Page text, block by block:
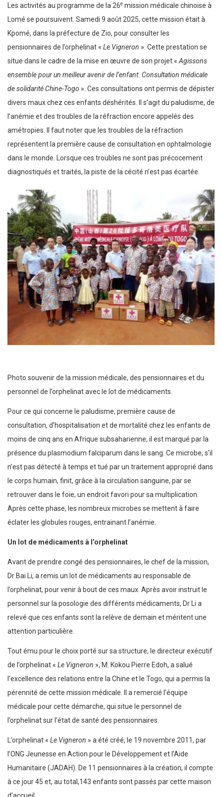
Les activités au programme de la 26e mission médicale chinoise à
Lomé se poursuivent. Samedi 9 août 2025, cette mission était à
Kpomé, dans la préfecture de Zio, pour consulter les
pensionnaires de l’orphelinat « Le Vigneron ». Cette prestation se
situe dans le cadre de la mise en œuvre de son projet «Agissons
ensemble pour un meilleur avenir de l’enfant. Consultation médicale
de solidarité Chine-Togo ». Ces consultations ont permis de dépister
divers maux chez ces enfants déshérités. Il s’agit du paludisme, de
l’anémie et des troubles de la réfraction encore appelés des
amétropies. Il faut noter que les troubles de la réfraction
représentent la première cause de consultation en ophtalmologie
dans le monde. Lorsque ces troubles ne sont pas précocement
diagnostiqués et traités, la piste de la cécité n’est pas écartée.
Photo souvenir de la mission médicale, des pensionnaires et du
personnel de l’orphelinat avec le lot de médicaments.
Pour ce qui concerne le paludisme, première cause de
consultation, d’hospitalisation et de mortalité chez les enfants de
moins de cinq ans en Afrique subsaharienne, il est marqué par la
présence du plasmodium falciparum dans le sang. Ce microbe, s’il
n’est pas détecté à temps et tué par un traitement approprié dans
le corps humain, finit, grâce à la circulation sanguine, par se
retrouver dans le foie, un endroit favori pour sa multiplication.
Après cette phase, les nombreux microbes se mettent à faire
éclater les globules rouges, entrainant l’anémie.
Un lot de médicaments à l’orphelinat
Avant de prendre congé des pensionnaires, le chef de la mission,
Dr Bai Li, a remis un lot de médicaments au responsable de
l’orphelinat, pour venir à bout de ces maux. Après avoir instruit le
personnel sur la posologie des différents médicaments, Dr Li a
relevé que ces enfants sont la relève de demain et méritent une
attention particulière.
Tout ému pour le choix porté sur sa structure, le directeur exécutif
de l’orphelinat « Le Vigneron », M. Kokou Pierre Edoh, a salué
l’excellence des relations entre la Chine et le Togo, qui a permis la
pérennité de cette mission médicale. Il a remercié l’équipe
médicale pour cette démarche, qui situe le personnel de
l’orphelinat sur l’état de santé des pensionnaires.
L’orphelinat « Le Vigneron » a été créé, le 19 novembre 2011, par
l’ONG Jeunesse en Action pour le Développement et l’Aide
Humanitaire (JADAH). De 11 pensionnaires à la création, il compte
à ce jour 45 et, au total,143 enfants sont passés par cette maison